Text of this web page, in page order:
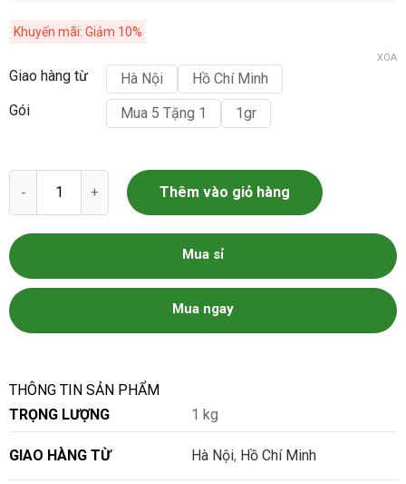
Khuyến mãi: Giảm 10%
Giao hàng từ Hà Nội
Hồ Chí Minh
Gói
Mua 5 Tặng 1 1gr
XÓA
Hạt Giống Cà Tím số lượng
Thêm vào giỏ hàng
Mua sỉ
Mua ngay
THÔNG TIN SẢN PHẨM
TRỌNG LƯỢNG
1 kg
GIAO HÀNG TỪ Hà Nội, Hồ Chí Minh